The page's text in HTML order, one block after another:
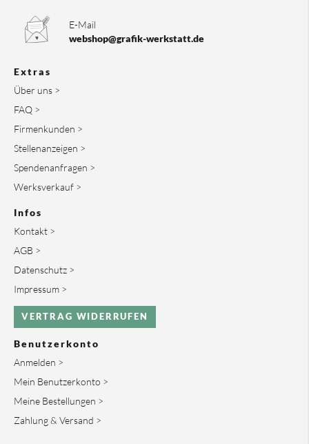
E-Mail
webshop@grafik-werkstatt.de
Extras
Über uns >
FAQ >
Firmenkunden >
Stellenanzeigen >
Spendenanfragen >
Werksverkauf >
Infos
Kontakt >
AGB >
Datenschutz >
Impressum >
VERTRAG WIDERRUFEN
Benutzerkonto
Anmelden >
Mein Benutzerkonto >
Meine Bestellungen >
Zahlung & Versand >